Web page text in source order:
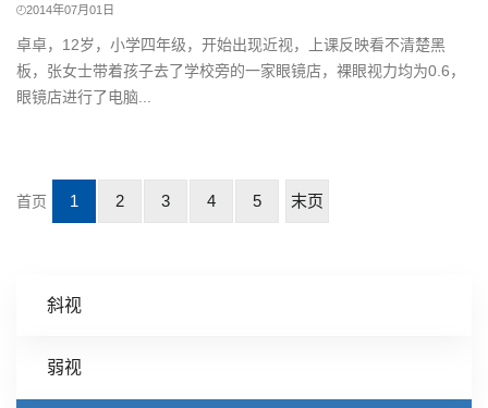
斜视
弱视
2014年07月01日
卓卓，12岁，小学四年级，开始出现近视，上课反映看不清楚黑
板，张女士带着孩子去了学校旁的一家眼镜店，裸眼视力均为0.6，
眼镜店进行了电脑...
首页 1 2 3 4 5 末页